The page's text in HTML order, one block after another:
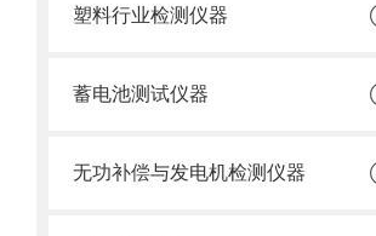
塑料行业检测仪器
蓄电池测试仪器
无功补偿与发电机检测仪器